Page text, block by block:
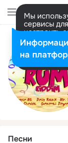
Мы
сервисы
настроить
Песни
на